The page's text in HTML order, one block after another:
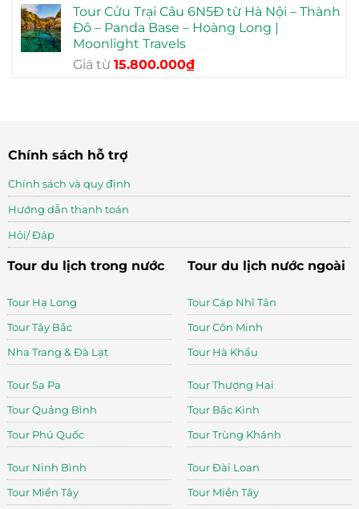
là:
13.990.000₫.
tại
là:
Tour Cửu Trại Câu 6N5Đ từ Hà Nội – Thành
Đô – Panda Base – Hoàng Long |
Moonlight Travels
Giá từ Giá
15.800.000₫Giá
Chính sách hỗ trợ
Chính sách và quy định
Hướng dẫn thanh toán
Hỏi/ Đáp
Tour du lịch trong nước
Tour Hạ Long
Tour Tây Bắc
Nha Trang & Đà Lạt
Tour Sa Pa
Tour Quảng Bình
Tour Phú Quốc
Tour Ninh Bình
Tour Miền Tây
Tour du lịch nước ngoài
Tour Cáp Nhĩ Tân
Tour Côn Minh
Tour Hà Khẩu
Tour Thượng Hai
Tour Bắc Kinh
Tour Trùng Khánh
Tour Đài Loan
Tour Miền Tây